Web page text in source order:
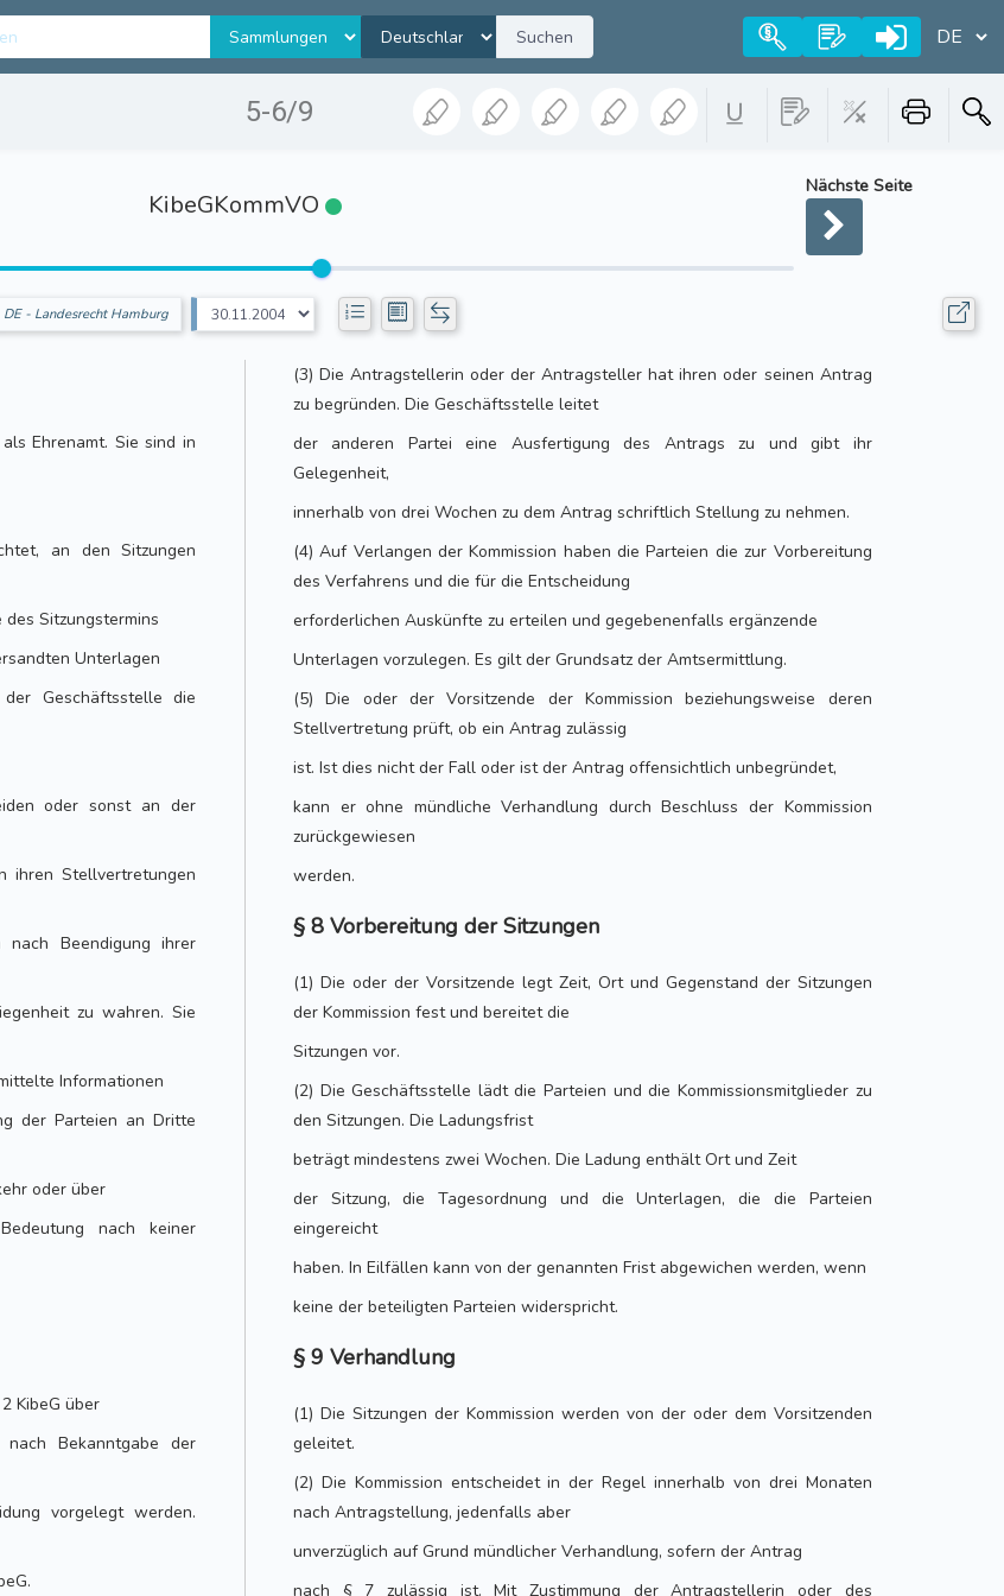
Suchen
5-6/9
KibeGKommVO
Nächste Seite
DE - Landesrecht Hamburg
Ehrenamt. Sie sind in
an den Sitzungen
Sitzungstermins
Unterlagen
Geschäftsstelle die
oder sonst an der
ihren Stellvertretungen
nach Beendigung ihrer
zu wahren. Sie
Informationen
der Parteien an Dritte
oder über
nach keiner
KibeG über
Bekanntgabe der
vorgelegt werden.
(3) Die Antragstellerin oder der Antragsteller hat ihren oder seinen Antrag
zu begründen. Die Geschäftsstelle leitet
der anderen Partei eine Ausfertigung des Antrags zu und gibt ihr
Gelegenheit,
innerhalb von drei Wochen zu dem Antrag schriftlich Stellung zu nehmen.
(4) Auf Verlangen der Kommission haben die Parteien die zur Vorbereitung
des Verfahrens und die für die Entscheidung
erforderlichen Auskünfte zu erteilen und gegebenenfalls ergänzende
Unterlagen vorzulegen. Es gilt der Grundsatz der Amtsermittlung.
(5) Die oder der Vorsitzende der Kommission beziehungsweise deren
Stellvertretung prüft, ob ein Antrag zulässig
ist. Ist dies nicht der Fall oder ist der Antrag offensichtlich unbegründet,
kann er ohne mündliche Verhandlung durch Beschluss der Kommission
zurückgewiesen
werden.
§ 8 Vorbereitung der Sitzungen
(1) Die oder der Vorsitzende legt Zeit, Ort und Gegenstand der Sitzungen
der Kommission fest und bereitet die
Sitzungen vor.
(2) Die Geschäftsstelle lädt die Parteien und die Kommissionsmitglieder zu
den Sitzungen. Die Ladungsfrist
beträgt mindestens zwei Wochen. Die Ladung enthält Ort und Zeit
der Sitzung, die Tagesordnung und die Unterlagen, die die Parteien
eingereicht
haben. In Eilfällen kann von der genannten Frist abgewichen werden, wenn
keine der beteiligten Parteien widerspricht.
§ 9 Verhandlung
(1) Die Sitzungen der Kommission werden von der oder dem Vorsitzenden
geleitet.
(2) Die Kommission entscheidet in der Regel innerhalb von drei Monaten
nach Antragstellung, jedenfalls aber
unverzüglich auf Grund mündlicher Verhandlung, sofern der Antrag
nach § 7 zulässig ist. Mit Zustimmung der Antragstellerin oder des